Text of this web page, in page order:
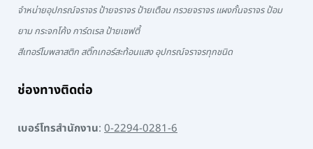
จำหน่ายอุปกรณ์จราจร ป้ายจราจร ป้ายเตือน กรวยจราจร แผงกั้นจราจร ป้อม
ยาม กระจกโค้ง การ์ดเรล ป้ายเซฟตี้
สีเทอร์โมพลาสติก สติ๊กเกอร์สะท้อนแสง อุปกรณ์จราจรทุกชนิด
ช่องทางติดต่อ
เบอร์โทรสำนักงาน: 0-2294-0281-6